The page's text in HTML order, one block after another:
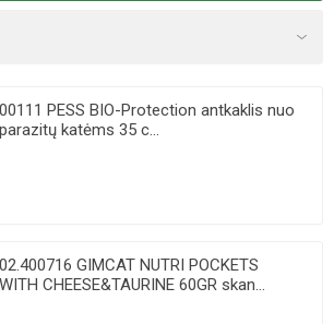
00111 PESS BIO-Protection antkaklis nuo
parazitų katėms 35 c...
02.400716 GIMCAT NUTRI POCKETS
WITH CHEESE&TAURINE 60GR skan...